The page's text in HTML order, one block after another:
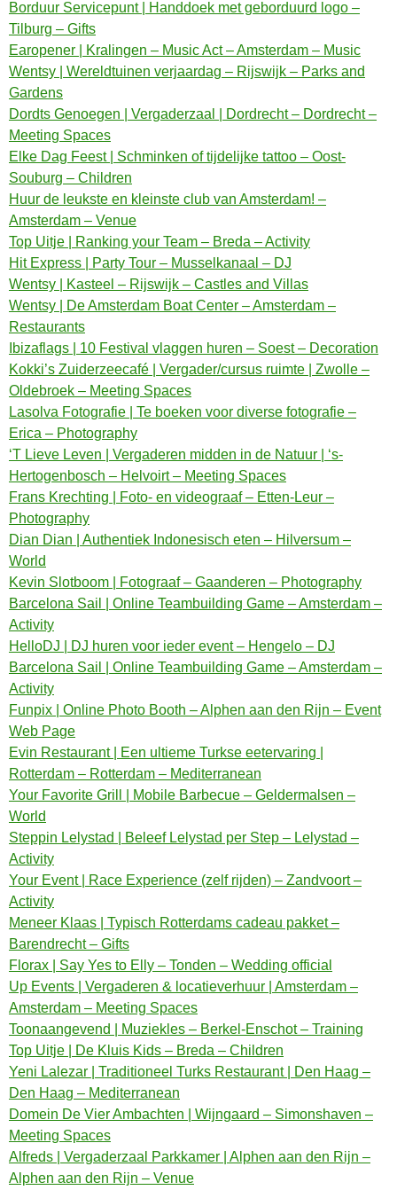
Borduur Servicepunt | Handdoek met geborduurd logo –
Tilburg – Gifts
Earopener | Kralingen – Music Act – Amsterdam – Music
Wentsy | Wereldtuinen verjaardag – Rijswijk – Parks and
Gardens
Dordts Genoegen | Vergaderzaal | Dordrecht – Dordrecht –
Meeting Spaces
Elke Dag Feest | Schminken of tijdelijke tattoo – Oost-
Souburg – Children
Huur de leukste en kleinste club van Amsterdam! –
Amsterdam – Venue
Top Uitje | Ranking your Team – Breda – Activity
Hit Express | Party Tour – Musselkanaal – DJ
Wentsy | Kasteel – Rijswijk – Castles and Villas
Wentsy | De Amsterdam Boat Center – Amsterdam –
Restaurants
Ibizaflags | 10 Festival vlaggen huren – Soest – Decoration
Kokki’s Zuiderzeecafé | Vergader/cursus ruimte | Zwolle –
Oldebroek – Meeting Spaces
Lasolva Fotografie | Te boeken voor diverse fotografie –
Erica – Photography
‘T Lieve Leven | Vergaderen midden in de Natuur | ‘s-
Hertogenbosch – Helvoirt – Meeting Spaces
Frans Krechting | Foto- en videograaf – Etten-Leur –
Photography
Dian Dian | Authentiek Indonesisch eten – Hilversum –
World
Kevin Slotboom | Fotograaf – Gaanderen – Photography
Barcelona Sail | Online Teambuilding Game – Amsterdam –
Activity
HelloDJ | DJ huren voor ieder event – Hengelo – DJ
Barcelona Sail | Online Teambuilding Game – Amsterdam –
Activity
Funpix | Online Photo Booth – Alphen aan den Rijn – Event
Web Page
Evin Restaurant | Een ultieme Turkse eetervaring |
Rotterdam – Rotterdam – Mediterranean
Your Favorite Grill | Mobile Barbecue – Geldermalsen –
World
Steppin Lelystad | Beleef Lelystad per Step – Lelystad –
Activity
Your Event | Race Experience (zelf rijden) – Zandvoort –
Activity
Meneer Klaas | Typisch Rotterdams cadeau pakket –
Barendrecht – Gifts
Florax | Say Yes to Elly – Tonden – Wedding official
Up Events | Vergaderen & locatieverhuur | Amsterdam –
Amsterdam – Meeting Spaces
Toonaangevend | Muziekles – Berkel-Enschot – Training
Top Uitje | De Kluis Kids – Breda – Children
Yeni Lalezar | Traditioneel Turks Restaurant | Den Haag –
Den Haag – Mediterranean
Domein De Vier Ambachten | Wijngaard – Simonshaven –
Meeting Spaces
Alfreds | Vergaderzaal Parkkamer | Alphen aan den Rijn –
Alphen aan den Rijn – Venue